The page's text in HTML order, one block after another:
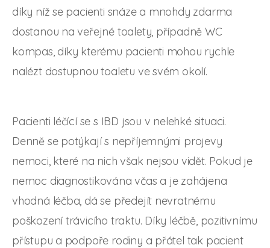
díky níž se pacienti snáze a mnohdy zdarma
dostanou na veřejné toalety, případně WC
kompas, díky kterému pacienti mohou rychle
nalézt dostupnou toaletu ve svém okolí.
Pacienti léčící se s IBD jsou v nelehké situaci.
Denně se potýkají s nepříjemnými projevy
nemoci, které na nich však nejsou vidět. Pokud je
nemoc diagnostikována včas a je zahájena
vhodná léčba, dá se předejít nevratnému
poškození trávicího traktu. Díky léčbě, pozitivnímu
přístupu a podpoře rodiny a přátel tak pacient